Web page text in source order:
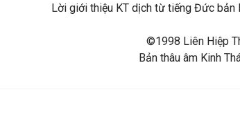
Lời giới thiệu KT dịch từ tiếng Đức bản
©1998 Liên Hiệp
Bản thâu âm Kinh